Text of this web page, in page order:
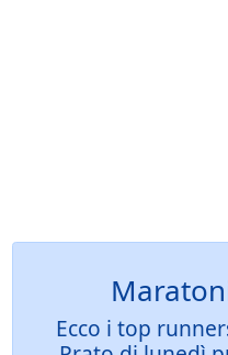
Ecco i top